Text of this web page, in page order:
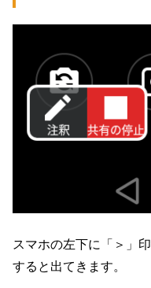
スマホの左下に「＞」
すると出てきます。